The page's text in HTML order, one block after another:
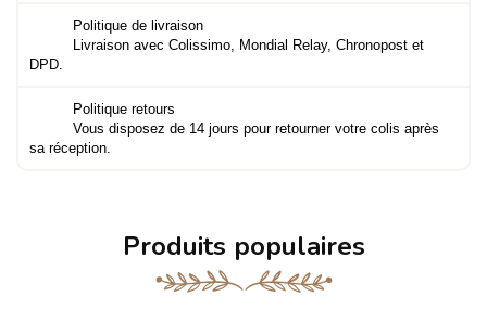
Politique de livraison
Livraison avec Colissimo, Mondial Relay, Chronopost et
DPD.
Politique retours
Vous disposez de 14 jours pour retourner votre colis après
sa réception.
Produits populaires